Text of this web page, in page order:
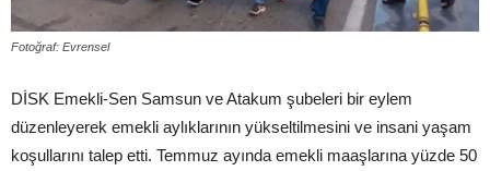
Fotoğraf: Evrensel
DİSK Emekli-Sen Samsun ve Atakum şubeleri bir eylem
düzenleyerek emekli aylıklarının yükseltilmesini ve insani yaşam
koşullarını talep etti. Temmuz ayında emekli maaşlarına yüzde 50